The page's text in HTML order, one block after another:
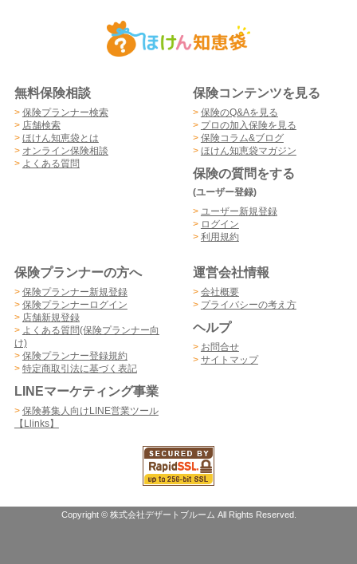
無料保険相談
> 保険プランナー検索
> 店舗検索
> ほけん知恵袋とは
> オンライン保険相談
> よくある質問
保険コンテンツを見る
> 保険のQ&Aを見る
> プロの加入保険を見る
> 保険コラム&ブログ
> ほけん知恵袋マガジン
保険の質問をする
(ユーザー登録)
> ユーザー新規登録
> ログイン
> 利用規約
保険プランナーの方へ
> 保険プランナー新規登録
> 保険プランナーログイン
> 店舗新規登録
> よくある質問(保険プランナー向
け)
> 保険プランナー登録規約
> 特定商取引法に基づく表記
LINEマーケティング事業
> 保険募集人向けLINE営業ツール
【Llinks】
運営会社情報
> 会社概要
> プライバシーの考え方
ヘルプ
> お問合せ
> サイトマップ
Copyright © 株式会社デザートブルーム All Rights Reserved.